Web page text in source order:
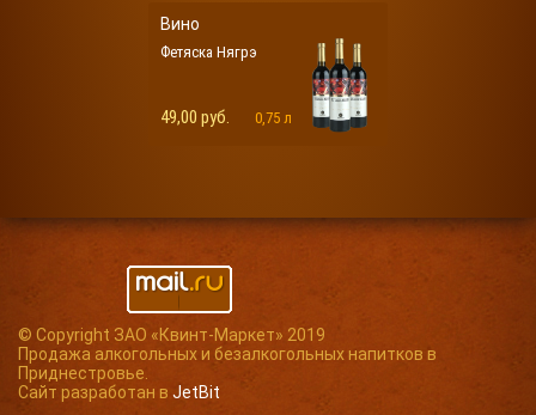
Вино
0,75 л
Фетяска Нягрэ
49,00 руб.
© Copyright ЗАО «Квинт-Маркет» 2019
Продажа алкогольных и безалкогольных напитков в
Приднестровье.
Сайт разработан в JetBit